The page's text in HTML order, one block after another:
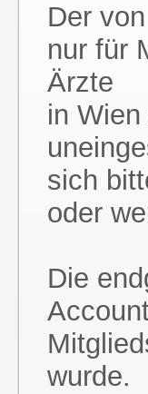
Der
nur für
Ärzte
in
sich
oder
Die
wurde.